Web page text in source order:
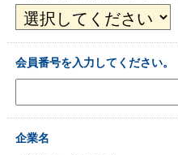
会員番号を入力してください。
企業名